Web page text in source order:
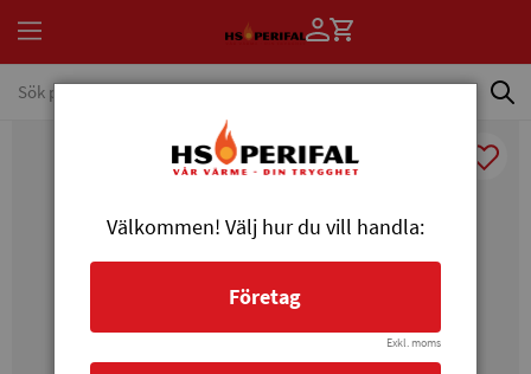
Välkommen! Välj hur du vill handla:
Företag
Exkl. moms